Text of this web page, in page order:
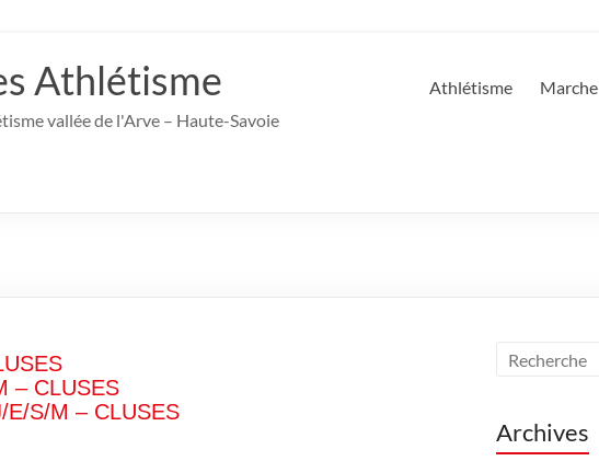
Athlétisme
vallée de l'Arve – Haute-Savoie
Athlétisme
– CLUSES
E/S/M – CLUSES
Archives